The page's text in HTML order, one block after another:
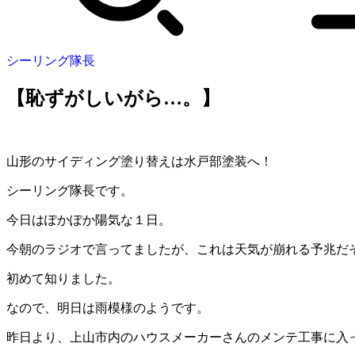
シーリング隊長
【恥ずがしいがら…。】
山形のサイディング塗り替えは水戸部塗装へ！
シーリング隊長です。
今日はぽかぽか陽気な１日。
今朝のラジオで言ってましたが、これは天気が崩れる予兆だ
初めて知りました。
なので、明日は雨模様のようです。
昨日より、上山市内のハウスメーカーさんのメンテ工事に入